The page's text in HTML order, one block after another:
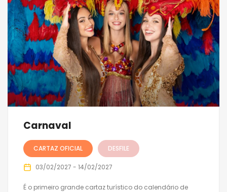
Carnaval
CARTAZ OFICIAL DESFILE
03/02/2027 - 14/02/2027
É o primeiro grande cartaz turístico do calendário de